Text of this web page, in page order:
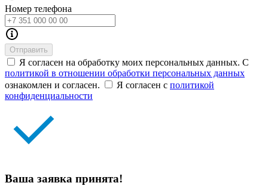
Номер телефона
Отправить
Я согласен на обработку моих персональных данных. С
политикой в отношении обработки персональных данных
ознакомлен и согласен.
Я согласен с политикой
конфиденциальности
Ваша заявка принята!